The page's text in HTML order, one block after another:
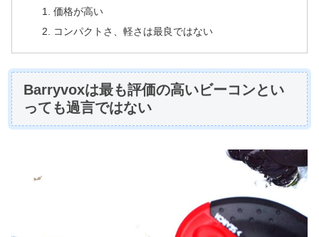
価格が高い
コンパクトさ、軽さは最良ではない
Barryvoxは最も評価の高いビーコンとい
っても過言ではない